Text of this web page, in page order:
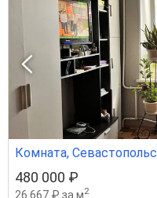
Комната,
480 000 ₽
26 667 ₽ за м2